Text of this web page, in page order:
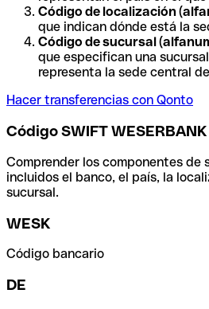
Código de localización
que indican dónde está la
Código de sucursal
que especifican una
representa la sede central
Hacer transferencias con Qonto
Código SWIFT
Comprender los componentes de
incluidos el banco, el país, la
sucursal.
WESK
Código bancario
DE